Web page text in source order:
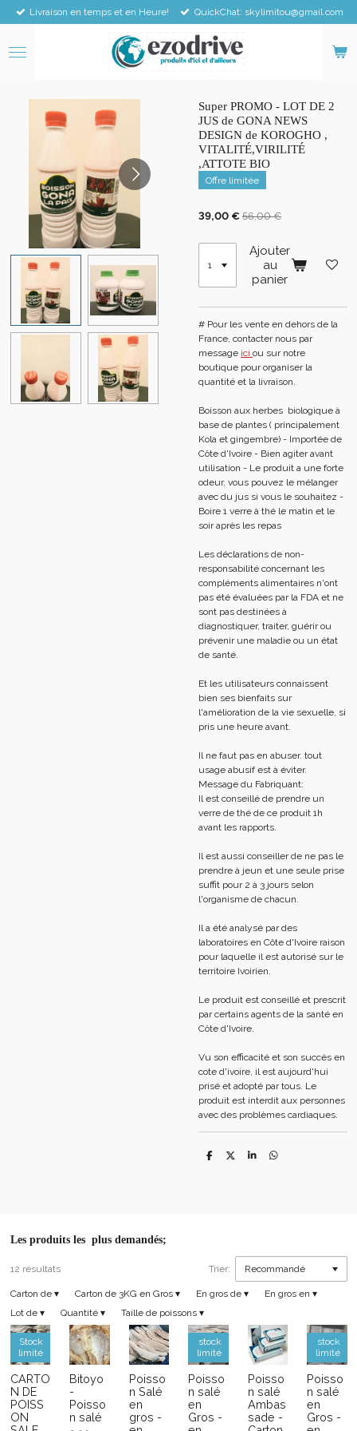
Passer
principal
Livraison en temps et en Heure! QuickChat: skylimitou@gmail.com
Super PROMO - LOT DE 2
JUS de GONA NEWS
DESIGN de KOROGHO ,
VITALITÉ,VIRILITÉ
,ATTOTE BIO
Offre limitée
39,00 € 56,00 €
Ajouter
au
panier
# Pour les vente en dehors de la
France, contacter nous par
message ici ou sur notre
boutique pour organiser la
quantité et la livraison.
Boisson aux herbes biologique à
base de plantes ( principalement
Kola et gingembre) - Importée de
Côte d'Ivoire - Bien agiter avant
utilisation - Le produit a une forte
odeur, vous pouvez le mélanger
avec du jus si vous le souhaitez -
Boire 1 verre à thé le matin et le
soir après les repas
Les déclarations de non-
responsabilité concernant les
compléments alimentaires n'ont
pas été évaluées par la FDA et ne
sont pas destinées à
diagnostiquer, traiter, guérir ou
prévenir une maladie ou un état
de santé.
Et les utilisateurs connaissent
bien ses bienfaits sur
l'amélioration de la vie sexuelle, si
pris une heure avant.
Il ne faut pas en abuser. tout
usage abusif est à éviter.
Message du Fabriquant:
Il est conseillé de prendre un
verre de thé de ce produit 1h
avant les rapports.
Il est aussi conseiller de ne pas le
prendre à jeun et une seule prise
suffit pour 2 à 3 jours selon
l'organisme de chacun.
Il a été analysé par des
laboratoires en Côte d'Ivoire raison
pour laquelle il est autorisé sur le
territoire Ivoirien.
Le produit est conseillé et prescrit
par certains agents de la santé en
Côte d'Ivoire.
Vu son efficacité et son succès en
cote d'ivoire, il est aujourd'hui
prisé et adopté par tous. Le
produit est interdit aux personnes
avec des problèmes cardiaques.
P
P
P
P
Les produits les plus demandés;
12 résultats Trier:
Carton de ▾ Carton de 3KG en Gros ▾ En gros de ▾ En gros en ▾
Lot de ▾ Quantité ▾ Taille de poissons ▾
Stock
limité
CARTO
N DE
POISS
ON
Bitoyo
-
Poisso
n salé
Poisso
n Salé
en
gros -
stock
limité
Poisso
n salé
en
Gros -
Poisso
n salé
Ambas
sade -
stock
limité
Poisso
n salé
en
Gros -